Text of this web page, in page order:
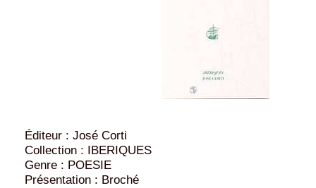
Éditeur : José Corti
Collection : IBERIQUES
Genre : POESIE
Présentation : Broché